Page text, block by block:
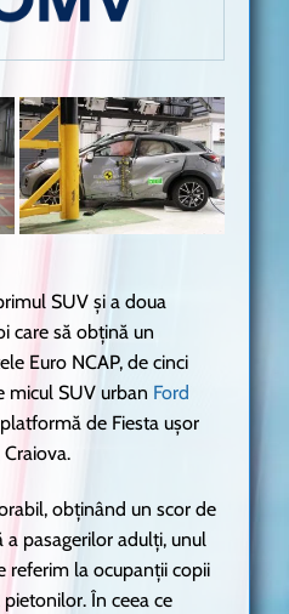
SUV și a doua
care să obțină un
Euro NCAP, de cinci
micul SUV urban Ford
de Fiesta ușor
obținând un scor de
pasagerilor adulți, unul
referim la ocupanții copii
În ceea ce